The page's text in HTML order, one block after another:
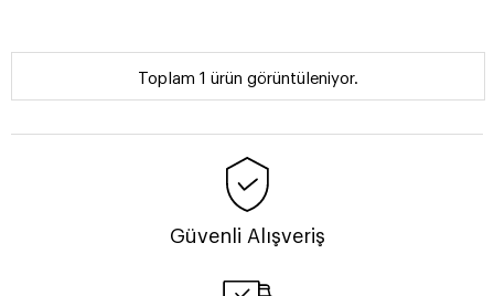
Toplam 1 ürün görüntüleniyor.
Güvenli Alışveriş